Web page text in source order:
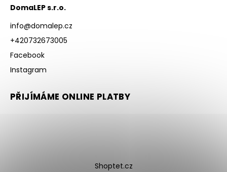
DomaLEP s.r.o.
info@domalep.cz
+420732673005
Facebook
Instagram
PŘIJÍMÁME ONLINE PLATBY
Shoptet.cz